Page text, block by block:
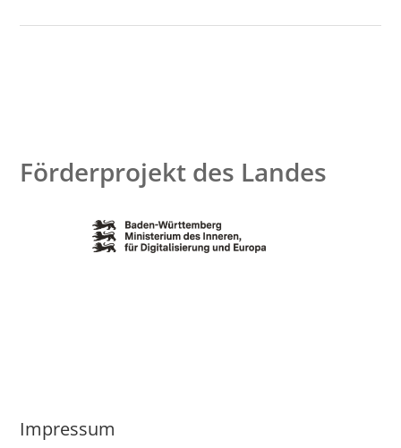
Förderprojekt des Landes
Impressum